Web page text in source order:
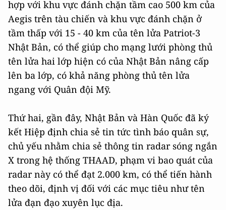
hợp với khu vực đánh chặn tầm cao 500 km của
Aegis trên tàu chiến và khu vực đánh chặn ở
tầm thấp với 15 - 40 km của tên lửa Patriot-3
Nhật Bản, có thể giúp cho mạng lưới phòng thủ
tên lửa hai lớp hiện có của Nhật Bản nâng cấp
lên ba lớp, có khả năng phòng thủ tên lửa
ngang với Quân đội Mỹ.
Thứ hai, gần đây, Nhật Bản và Hàn Quốc đã ký
kết Hiệp định chia sẻ tin tức tình báo quân sự,
chủ yếu nhằm chia sẻ thông tin radar sóng ngắn
X trong hệ thống THAAD, phạm vi bao quát của
radar này có thể đạt 2.000 km, có thể tiến hành
theo dõi, định vị đối với các mục tiêu như tên
lửa đạn đạo xuyên lục địa.